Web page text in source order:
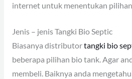
internet untuk menentukan
Jenis – jenis Tangki Bio Septic
Biasanya distributortangki bio
beberapa pilihan bio tank. Agar
membeli. Baiknya anda